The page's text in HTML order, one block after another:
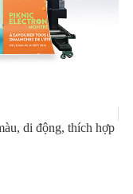
di động, thích hợp